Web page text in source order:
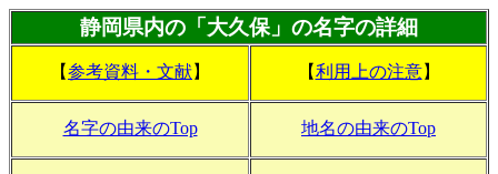
静岡県内の「大久保」の名字の詳細
【参考資料・文献】 【利用上の注意】
名字の由来のTop 地名の由来のTop